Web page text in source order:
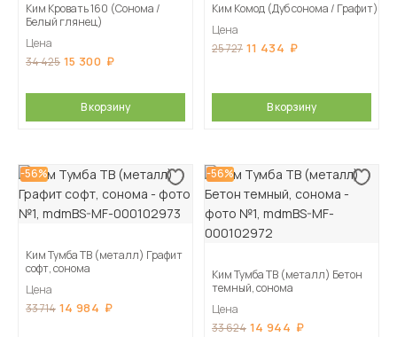
Ким Кровать 160 (Сонома /
Белый глянец)
Цена
34 425 15 300
В корзину
Ким Комод (Дуб сонома / Графит)
Цена
25 727 11 434
В корзину
-56%
Ким Тумба ТВ (металл) Графит
софт, сонома
Цена
33 714 14 984
-56%
Ким Тумба ТВ (металл) Бетон
темный, сонома
Цена
33 624 14 944